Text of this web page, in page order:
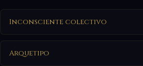
Inconsciente colectivo
Arquetipo